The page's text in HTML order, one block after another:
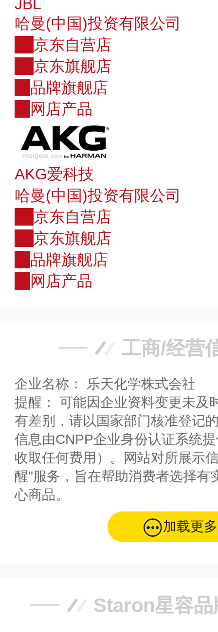
JBL
哈曼(中国)投资有限公司
京东自营店
京东旗舰店
品牌旗舰店
网店产品
AKG爱科技
哈曼(中国)投资有限公司
京东自营店
京东旗舰店
品牌旗舰店
网店产品
工商/经营
企业名称： 乐天化学株式会社
提醒： 可能因企业资料变更未及
有差别，请以国家部门核准登记
信息由CNPP企业身份认证系统
收取任何费用）。网站对所展示
醒"服务，旨在帮助消费者选择有
心商品。
加载更多
Staron星容品